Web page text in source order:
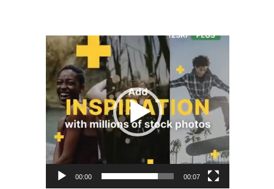
Video
oynatıcı
00:00 00:07